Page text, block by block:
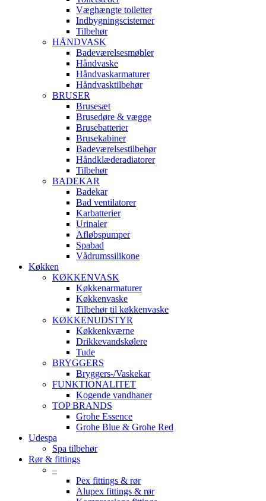
Væghængte toiletter
Indbygningscisterner
Tilbehør
HÅNDVASK
Badeværelsesmøbler
Håndvaske
Håndvaskarmaturer
Håndvasktilbehør
BRUSER
Brusesæt
Brusedøre & vægge
Brusebatterier
Brusekabiner
Badeværelsestilbehør
Håndklæderadiatorer
Tilbehør
BADEKAR
Badekar
Bad ventilatorer
Karbatterier
Urinaler
Afløbspumper
Spabad
Vådrumssilikone
Køkken
KØKKENVASK
Køkkenarmaturer
Køkkenvaske
Tilbehør til køkkenvaske
KØKKENUDSTYR
Køkkenkværne
Drikkevandskølere
Tude
BRYGGERS
Bryggers-/Vaskekar
FUNKTIONALITET
Kogende vandhaner
TOP BRANDS
Grohe Essence
Grohe Blue & Grohe Red
Udespa
Spa tilbehør
Rør & fittings
–
Pex fittings & rør
Alupex fittings & rør